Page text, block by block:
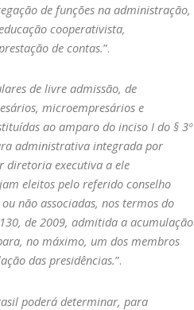
de funções na administração,
cooperativista,
de contas.”.
de livre admissão, de
microempresários e
ao amparo do inciso I do § 3º
administrativa integrada por
diretoria executiva a ele
eleitos pelo referido conselho
não associadas, nos termos do
de 2009, admitida a acumulação
no máximo, um dos membros
das presidências.”.
poderá determinar, para